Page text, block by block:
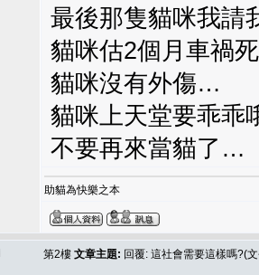
最後那隻貓咪我請
貓咪估2個月車禍
貓咪沒有外傷…
貓咪上天堂要乖乖
不要再來當貓了…
助貓為快樂之本
第2樓 文章主題: 回覆: 這社會需要這樣嗎?(